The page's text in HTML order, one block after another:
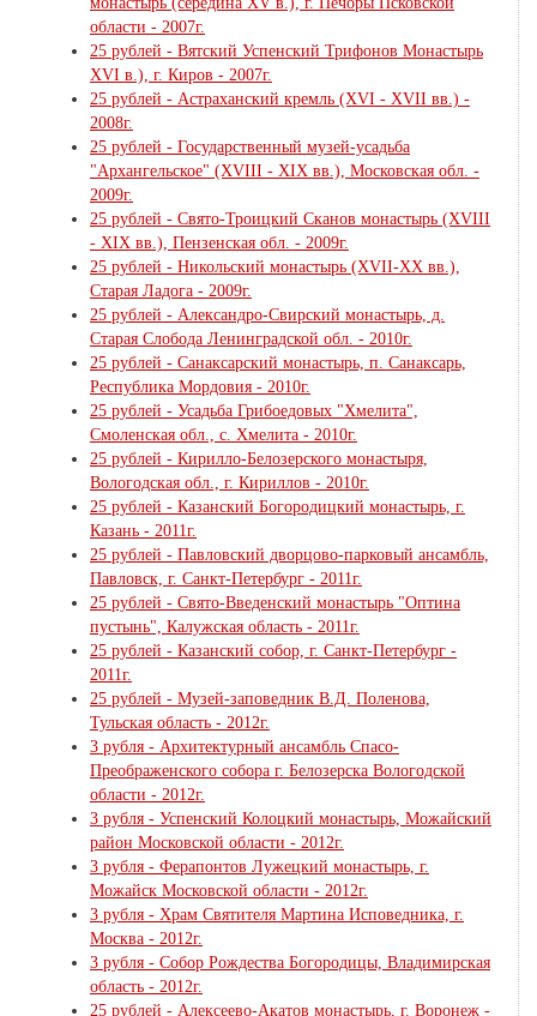
области - 2007г.
25 рублей - Вятский Успенский Трифонов Монастырь
XVI в.), г. Киров - 2007г.
25 рублей - Астраханский кремль (XVI - XVII вв.) -
2008г.
25 рублей - Государственный музей-усадьба
"Архангельское" (XVIII - XIX вв.), Московская обл. -
2009г.
25 рублей - Свято-Троицкий Сканов монастырь (XVIII
- XIX вв.), Пензенская обл. - 2009г.
25 рублей - Никольский монастырь (XVII-XX вв.),
Старая Ладога - 2009г.
25 рублей - Александро-Свирский монастырь, д.
Старая Слобода Ленинградской обл. - 2010г.
25 рублей - Санаксарский монастырь, п. Санаксарь,
Республика Мордовия - 2010г.
25 рублей - Усадьба Грибоедовых "Хмелита",
Смоленская обл., с. Хмелита - 2010г.
25 рублей - Кирилло-Белозерского монастыря,
Вологодская обл., г. Кириллов - 2010г.
25 рублей - Казанский Богородицкий монастырь, г.
Казань - 2011г.
25 рублей - Павловский дворцово-парковый ансамбль,
Павловск, г. Санкт-Петербург - 2011г.
25 рублей - Свято-Введенский монастырь "Оптина
пустынь", Калужская область - 2011г.
25 рублей - Казанский собор, г. Санкт-Петербург -
2011г.
25 рублей - Музей-заповедник В.Д. Поленова,
Тульская область - 2012г.
3 рубля - Архитектурный ансамбль Спасо-
Преображенского собора г. Белозерска Вологодской
области - 2012г.
3 рубля - Успенский Колоцкий монастырь, Можайский
район Московской области - 2012г.
3 рубля - Ферапонтов Лужецкий монастырь, г.
Можайск Московской области - 2012г.
3 рубля - Храм Святителя Мартина Исповедника, г.
Москва - 2012г.
3 рубля - Собор Рождества Богородицы, Владимирская
область - 2012г.
25 рублей - Алексеево-Акатов монастырь, г. Воронеж -